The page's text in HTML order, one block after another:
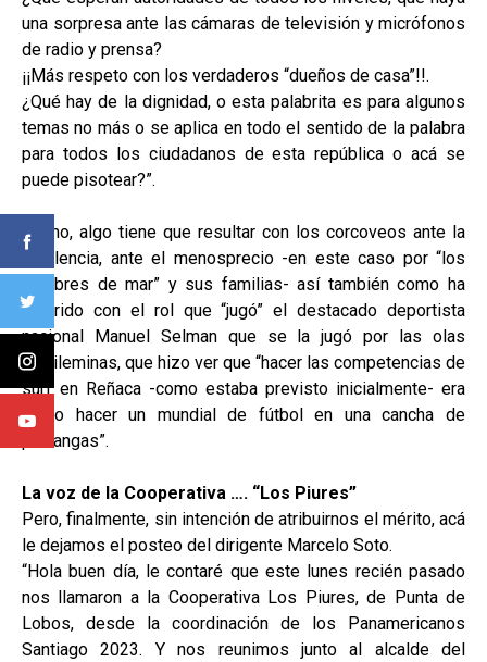
una sorpresa ante las cámaras de televisión y micrófonos
de radio y prensa?
¡¡Más respeto con los verdaderos “dueños de casa”!!.
¿Qué hay de la dignidad, o esta palabrita es para algunos
temas no más o se aplica en todo el sentido de la palabra
para todos los ciudadanos de esta república o acá se
puede pisotear?”.
Bueno, algo tiene que resultar con los corcoveos ante la
indolencia, ante el menosprecio -en este caso por “los
hombres de mar” y sus familias- así también como ha
ocurrido con el rol que “jugó” el destacado deportista
nacional Manuel Selman que se la jugó por las olas
pichileminas, que hizo ver que “hacer las competencias de
surf en Reñaca -como estaba previsto inicialmente- era
como hacer un mundial de fútbol en una cancha de
pichangas”.
La voz de la Cooperativa …. “Los Piures”
Pero, finalmente, sin intención de atribuirnos el mérito, acá
le dejamos el posteo del dirigente Marcelo Soto.
“Hola buen día, le contaré que este lunes recién pasado
nos llamaron a la Cooperativa Los Piures, de Punta de
Lobos, desde la coordinación de los Panamericanos
Santiago 2023. Y nos reunimos junto al alcalde del